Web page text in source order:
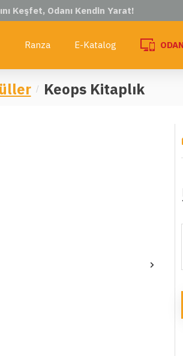
Keşfet, Odanı Kendin Yarat!
Ranza E-Katalog
Keops Kitaplık